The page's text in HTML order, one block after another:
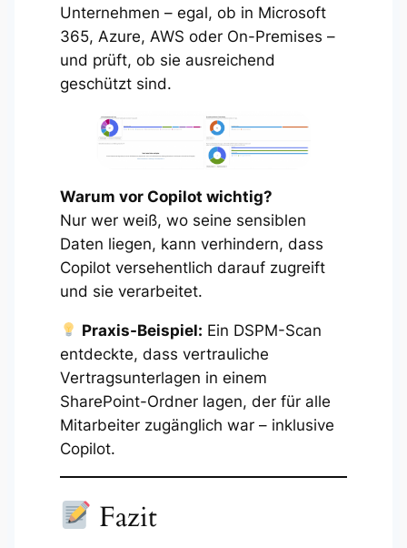
Unternehmen – egal, ob in Microsoft
365, Azure, AWS oder On-Premises –
und prüft, ob sie ausreichend
geschützt sind.
Warum vor Copilot wichtig?
Nur wer weiß, wo seine sensiblen
Daten liegen, kann verhindern, dass
Copilot versehentlich darauf zugreift
und sie verarbeitet.
Praxis-Beispiel: Ein DSPM-Scan
entdeckte, dass vertrauliche
Vertragsunterlagen in einem
SharePoint-Ordner lagen, der für alle
Mitarbeiter zugänglich war – inklusive
Copilot.
Fazit